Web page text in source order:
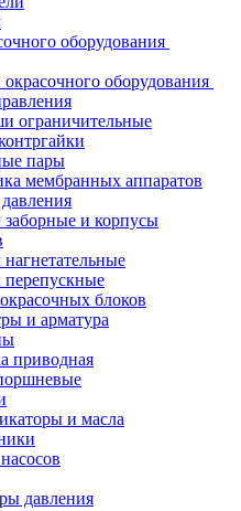
оборудования
окрасочного оборудования
ограничительные
пары
мембранных аппаратов
и корпусы
блоков
и арматура
приводная
и масла
давления